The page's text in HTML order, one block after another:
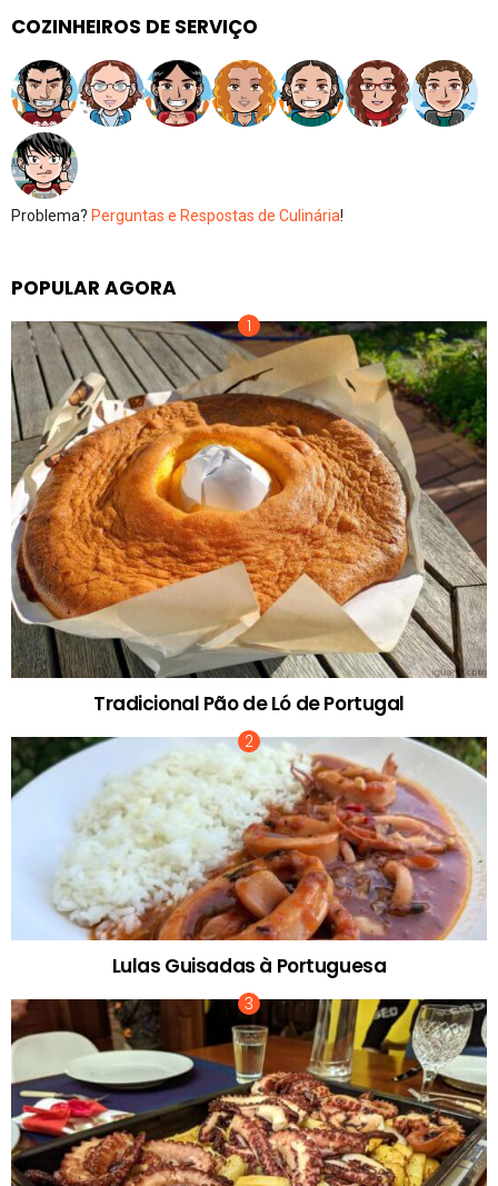
COZINHEIROS DE SERVIÇO
Problema? Perguntas e Respostas de Culinária!
POPULAR AGORA
Tradicional Pão de Ló de Portugal
Lulas Guisadas à Portuguesa